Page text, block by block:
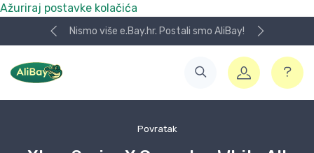
Ažuriraj postavke kolačića
Nismo više e.Bay.hr. Postali smo AliBay!
Povratak